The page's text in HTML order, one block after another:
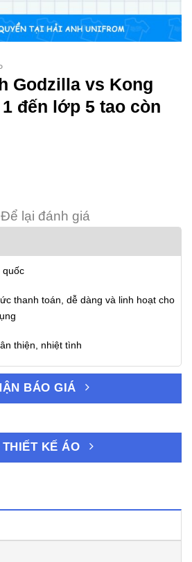
Godzilla vs Kong
đến lớp 5 tao còn
Để lại đánh giá
quốc
thanh toán, dễ dàng và linh hoạt cho
thiện, nhiệt tình
BÁO GIÁ
KẾ ÁO